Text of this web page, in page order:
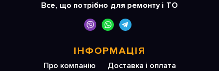
Все, що потрібно для ремонту і ТО
ІНФОРМАЦІЯ
Про компанію
Доставка і оплата